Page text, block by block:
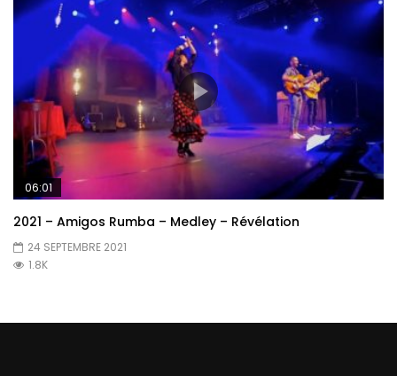
06:01
2021 – Amigos Rumba – Medley – Révélation
24 SEPTEMBRE 2021
1.8K